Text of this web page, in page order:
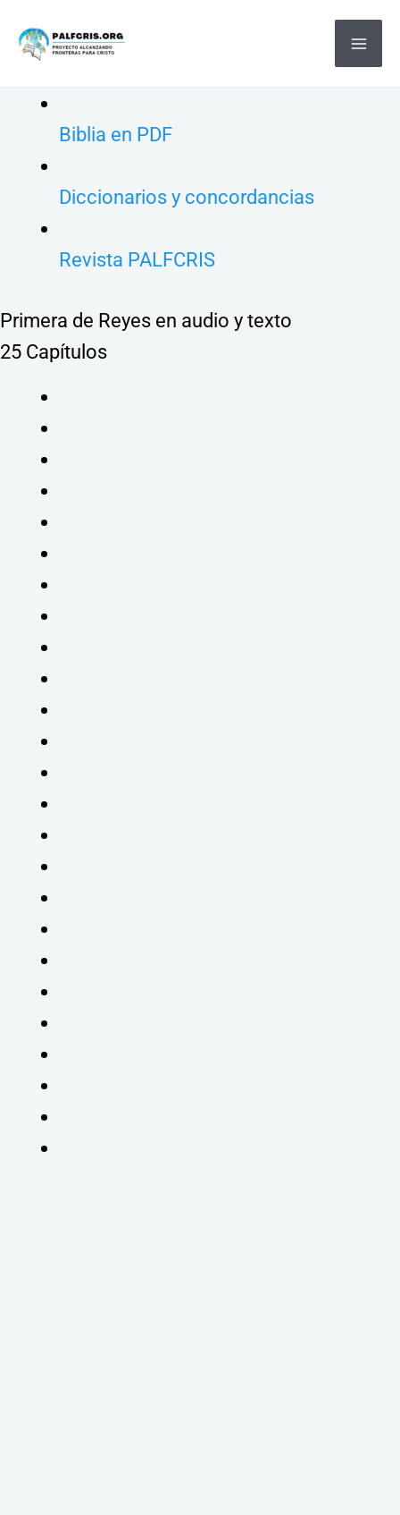
Biblia en PDF
Diccionarios y concordancias
Revista PALFCRIS
Primera de Reyes en audio y texto
25 Capítulos